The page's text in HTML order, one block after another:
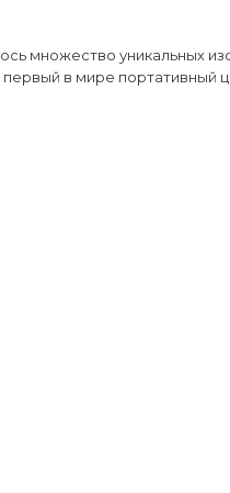
множество уникальных
первый в мире